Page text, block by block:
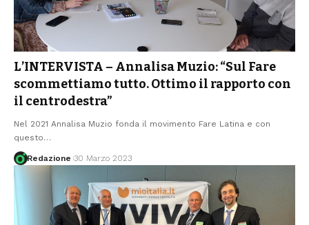
L’INTERVISTA – Annalisa Muzio: “Sul Fare
scommettiamo tutto. Ottimo il rapporto con
il centrodestra”
Nel 2021 Annalisa Muzio fonda il movimento Fare Latina e con
questo…
Redazione 30 Marzo 2023